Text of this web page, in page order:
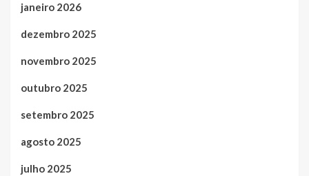
janeiro 2026
dezembro 2025
novembro 2025
outubro 2025
setembro 2025
agosto 2025
julho 2025